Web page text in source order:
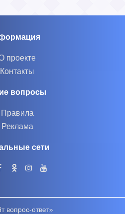
проекте
Контакты
вопросы
Правила
Реклама
сети
вопрос-ответ»